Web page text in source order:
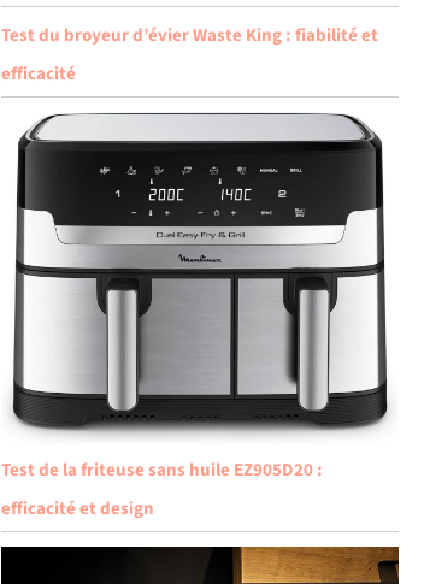
Test du broyeur d’évier Waste King : fiabilité et
efficacité
Test de la friteuse sans huile EZ905D20 :
efficacité et design